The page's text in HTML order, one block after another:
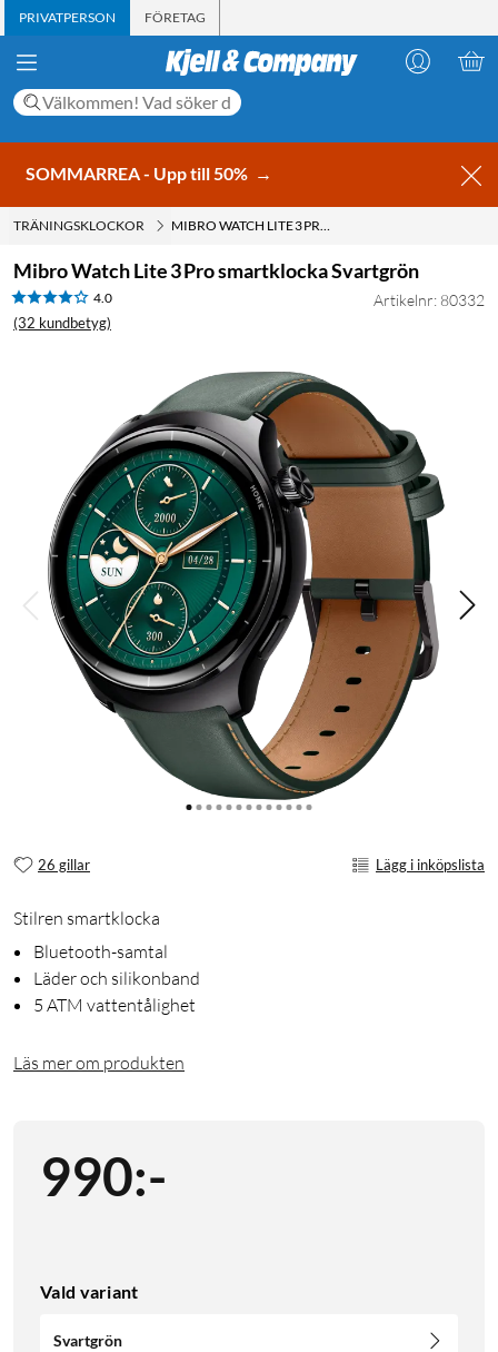
PRIVATPERSON FÖRETAG
SOMMARREA - Upp till 50% →
TRÄNINGSKLOCKOR MIBRO WATCH LITE 3 PRO SMARTKLOCKA SVARTGRÖN
Mibro Watch Lite 3 Pro smartklocka Svartgrön
4.0
(32 kundbetyg)
Artikelnr: 80332
26 gillar Lägg i inköpslista
Stilren smartklocka
Bluetooth-samtal
Läder och silikonband
5 ATM vattentålighet
Läs mer om produkten
990:-
Vald variant
Svartgrön